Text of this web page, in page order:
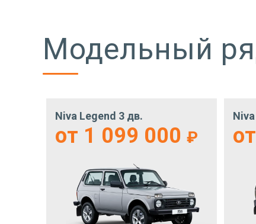
Модельный
Niva Legend 3 дв.
от 1 099 000 ₽